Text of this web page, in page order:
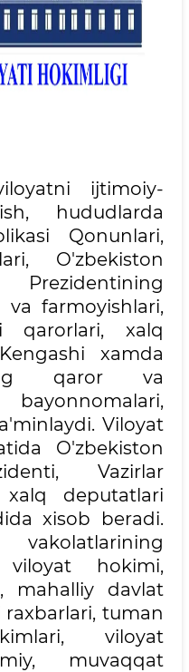
ijtimoiy-
hududlarda
Qonunlari,
O'zbekiston
va farmoyishlari,
qarorlari, xalq
xamda
qaror va
Viloyat
O'zbekiston
Vazirlar
xalq deputatlari
xisob beradi.
viloyat hokimi,
mahalliy davlat
tuman
viloyat
muvaqqat